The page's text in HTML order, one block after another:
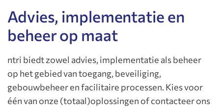
Advies, implementatie en
beheer op maat
ntri biedt zowel advies, implementatie als beheer
op het gebied van toegang, beveiliging,
gebouwbeheer en facilitaire processen. Kies voor
één van onze (totaal)oplossingen of contacteer ons